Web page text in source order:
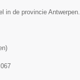
in de provincie Antwerpen.
)